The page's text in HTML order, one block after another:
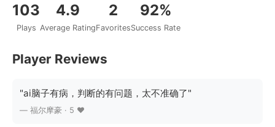
103
Plays
4.9
Average Rating
2
Favorites
92%
Success Rate
Player Reviews
"ai脑子有病，判断的有问题，太不准确了"
— 福尔摩豪 · 5 ❤️